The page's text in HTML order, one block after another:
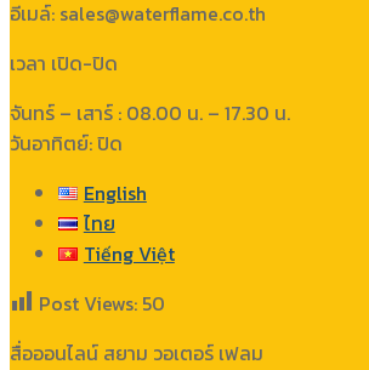
อีเมล์: sales@waterflame.co.th
เวลา เปิด-ปิด
จันทร์ – เสาร์ : 08.00 น. – 17.30 น.
วันอาทิตย์: ปิด
English
ไทย
Tiếng Việt
Post Views: 50
สื่อออนไลน์ สยาม วอเตอร์ เฟลม